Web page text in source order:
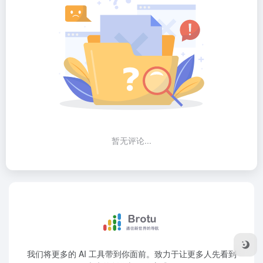
暂无评论...
我们将更多的 AI 工具带到你面前。致力于让更多人先看到